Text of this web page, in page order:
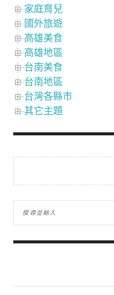
家庭育兒
國外旅遊
高雄美食
高雄地區
台南美食
台南地區
台灣各縣市
其它主題